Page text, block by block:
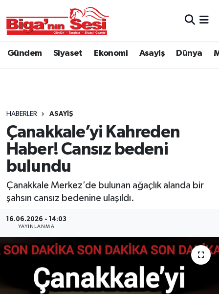
Gündem Siyaset Ekonomi Asayiş Dünya
HABERLER ASAYIŞ
Çanakkale’yi Kahreden
Haber! Cansız bedeni
bulundu
Çanakkale Merkez’de bulunan ağaçlık alanda bir
şahsın cansız bedenine ulaşıldı.
16.06.2026 - 14:03
YAYINLANMA
Asayiş
Belediye
Dünya
Eğitim
Ekonomi
Gündem
İlan
Çanakkale Hava Durumu
Tüm Manşetler
Son Dakika Haberleri
Haber Arşivi